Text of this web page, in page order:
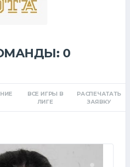
0
ВСЕ ИГРЫ В
ЛИГЕ
РАСПЕЧАТАТЬ
ЗАЯВКУ